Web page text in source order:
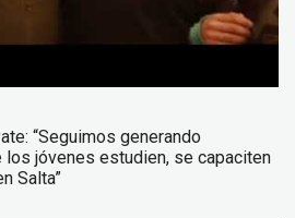
“Seguimos generando
los jóvenes estudien, se capaciten
Salta”